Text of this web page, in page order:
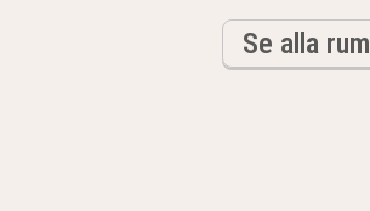
Se alla rum